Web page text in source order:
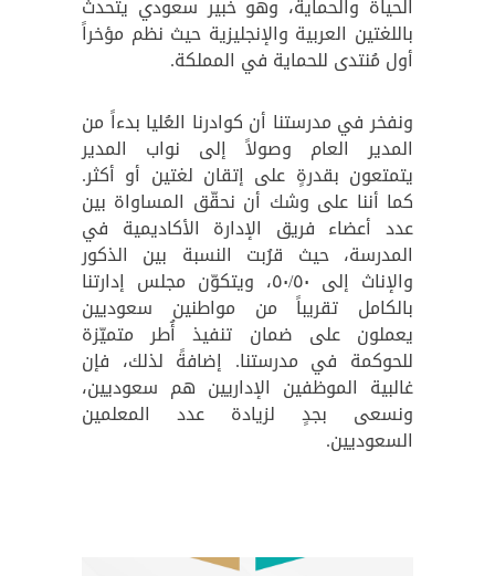
الحياة والحماية، وهو خبير سعودي يتحدث
باللغتين العربية والإنجليزية حيث نظم مؤخراً
أول مُنتدى للحماية في المملكة.
ونفخر في مدرستنا أن كوادرنا العُليا بدءاً من
المدير العام وصولاً إلى نواب المدير
يتمتعون بقدرةٍ على إتقان لغتين أو أكثر.
كما أننا على وشك أن نحقّق المساواة بين
عدد أعضاء فريق الإدارة الأكاديمية في
المدرسة، حيث قرُبت النسبة بين الذكور
والإناث إلى ٥٠/٥٠، ويتكوّن مجلس إدارتنا
بالكامل تقريباً من مواطنين سعوديين
يعملون على ضمان تنفيذ أُطر متميّزة
للحوكمة في مدرستنا. إضافةً لذلك، فإن
غالبية الموظفين الإداريين هم سعوديين،
ونسعى بجدٍ لزيادة عدد المعلمين
السعوديين.